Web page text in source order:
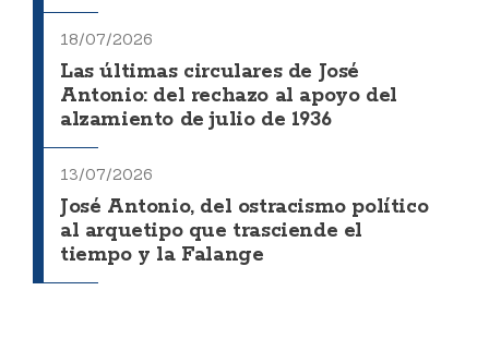
18/07/2026
Las últimas circulares de José
Antonio: del rechazo al apoyo del
alzamiento de julio de 1936
13/07/2026
José Antonio, del ostracismo político
al arquetipo que trasciende el
tiempo y la Falange